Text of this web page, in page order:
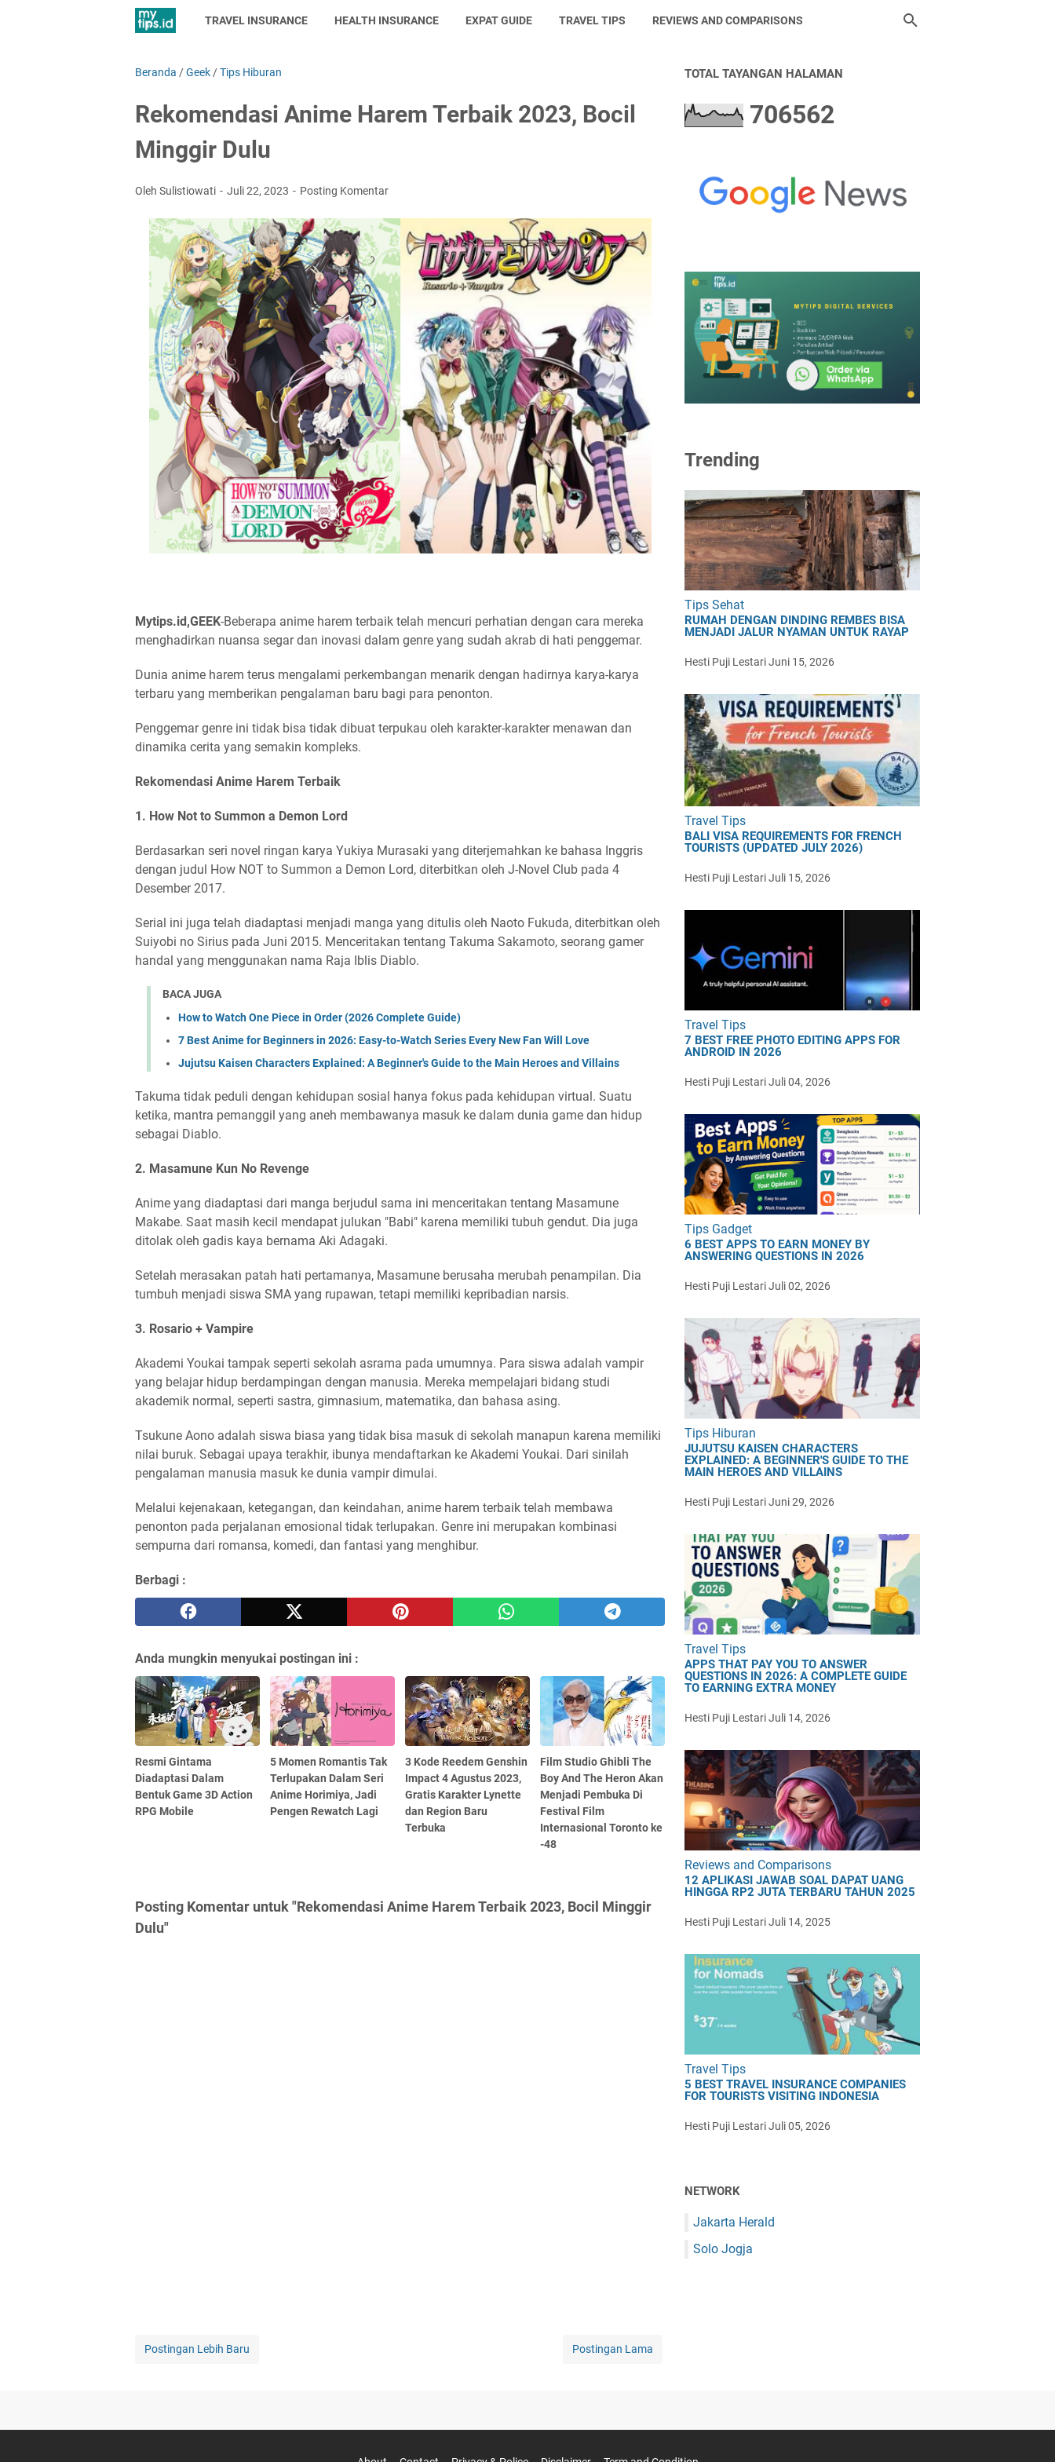
TRAVEL INSURANCE HEALTH INSURANCE EXPAT GUIDE TRAVEL TIPS REVIEWS AND COMPARISONS
Beranda /Geek /Tips Hiburan
Rekomendasi Anime Harem Terbaik 2023, Bocil
Minggir Dulu
Oleh Sulistiowati Juli 22, 2023 Posting Komentar
Mytips.id,GEEK-Beberapa anime harem terbaik telah mencuri perhatian dengan cara mereka
menghadirkan nuansa segar dan inovasi dalam genre yang sudah akrab di hati penggemar.
Dunia anime harem terus mengalami perkembangan menarik dengan hadirnya karya-karya
terbaru yang memberikan pengalaman baru bagi para penonton.
Penggemar genre ini tidak bisa tidak dibuat terpukau oleh karakter-karakter menawan dan
dinamika cerita yang semakin kompleks.
Rekomendasi Anime Harem Terbaik
1. How Not to Summon a Demon Lord
Berdasarkan seri novel ringan karya Yukiya Murasaki yang diterjemahkan ke bahasa Inggris
dengan judul How NOT to Summon a Demon Lord, diterbitkan oleh J-Novel Club pada 4
Desember 2017.
Serial ini juga telah diadaptasi menjadi manga yang ditulis oleh Naoto Fukuda, diterbitkan oleh
Suiyobi no Sirius pada Juni 2015. Menceritakan tentang Takuma Sakamoto, seorang gamer
handal yang menggunakan nama Raja Iblis Diablo.
BACA JUGA
How to Watch One Piece in Order (2026 Complete Guide)
7 Best Anime for Beginners in 2026: Easy-to-Watch Series Every New Fan Will Love
Jujutsu Kaisen Characters Explained: A Beginner's Guide to the Main Heroes and Villains
Takuma tidak peduli dengan kehidupan sosial hanya fokus pada kehidupan virtual. Suatu
ketika, mantra pemanggil yang aneh membawanya masuk ke dalam dunia game dan hidup
sebagai Diablo.
2. Masamune Kun No Revenge
Anime yang diadaptasi dari manga berjudul sama ini menceritakan tentang Masamune
Makabe. Saat masih kecil mendapat julukan "Babi" karena memiliki tubuh gendut. Dia juga
ditolak oleh gadis kaya bernama Aki Adagaki.
Setelah merasakan patah hati pertamanya, Masamune berusaha merubah penampilan. Dia
tumbuh menjadi siswa SMA yang rupawan, tetapi memiliki kepribadian narsis.
3. Rosario + Vampire
Akademi Youkai tampak seperti sekolah asrama pada umumnya. Para siswa adalah vampir
yang belajar hidup berdampingan dengan manusia. Mereka mempelajari bidang studi
akademik normal, seperti sastra, gimnasium, matematika, dan bahasa asing.
Tsukune Aono adalah siswa biasa yang tidak bisa masuk di sekolah manapun karena memiliki
nilai buruk. Sebagai upaya terakhir, ibunya mendaftarkan ke Akademi Youkai. Dari sinilah
pengalaman manusia masuk ke dunia vampir dimulai.
Melalui kejenakaan, ketegangan, dan keindahan, anime harem terbaik telah membawa
penonton pada perjalanan emosional tidak terlupakan. Genre ini merupakan kombinasi
sempurna dari romansa, komedi, dan fantasi yang menghibur.
Berbagi :
Anda mungkin menyukai postingan ini :
Resmi Gintama
Diadaptasi Dalam
Bentuk Game 3D Action
RPG Mobile
5 Momen Romantis Tak
Terlupakan Dalam Seri
Anime Horimiya, Jadi
Pengen Rewatch Lagi
3 Kode Reedem Genshin
Impact 4 Agustus 2023,
Gratis Karakter Lynette
dan Region Baru
Terbuka
Film Studio Ghibli The
Boy And The Heron Akan
Menjadi Pembuka Di
Festival Film
Internasional Toronto ke
-48
Posting Komentar untuk "Rekomendasi Anime Harem Terbaik 2023, Bocil Minggir
Dulu"
Postingan Lebih Baru Postingan Lama
TOTAL TAYANGAN HALAMAN
706562
Trending
Tips Sehat
RUMAH DENGAN DINDING REMBES BISA
MENJADI JALUR NYAMAN UNTUK RAYAP
Hesti Puji LestariJuni 15, 2026
Travel Tips
BALI VISA REQUIREMENTS FOR FRENCH
TOURISTS (UPDATED JULY 2026)
Hesti Puji LestariJuli 15, 2026
Travel Tips
7 BEST FREE PHOTO EDITING APPS FOR
ANDROID IN 2026
Hesti Puji LestariJuli 04, 2026
Tips Gadget
6 BEST APPS TO EARN MONEY BY
ANSWERING QUESTIONS IN 2026
Hesti Puji LestariJuli 02, 2026
Tips Hiburan
JUJUTSU KAISEN CHARACTERS
EXPLAINED: A BEGINNER'S GUIDE TO THE
MAIN HEROES AND VILLAINS
Hesti Puji LestariJuni 29, 2026
Travel Tips
APPS THAT PAY YOU TO ANSWER
QUESTIONS IN 2026: A COMPLETE GUIDE
TO EARNING EXTRA MONEY
Hesti Puji LestariJuli 14, 2026
Reviews and Comparisons
12 APLIKASI JAWAB SOAL DAPAT UANG
HINGGA RP2 JUTA TERBARU TAHUN 2025
Hesti Puji LestariJuli 14, 2025
Travel Tips
5 BEST TRAVEL INSURANCE COMPANIES
FOR TOURISTS VISITING INDONESIA
Hesti Puji LestariJuli 05, 2026
NETWORK
Jakarta Herald
Solo Jogja